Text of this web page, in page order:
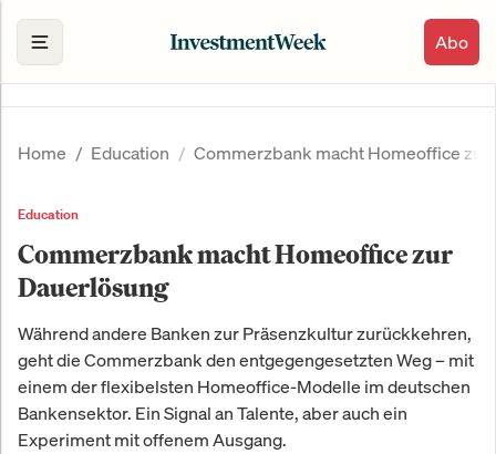
Abo
Home Education Commerzbank macht Homeoffice zur
Education
Commerzbank macht Homeoffice zur
Dauerlösung
Während andere Banken zur Präsenzkultur zurückkehren,
geht die Commerzbank den entgegengesetzten Weg – mit
einem der flexibelsten Homeoffice-Modelle im deutschen
Bankensektor. Ein Signal an Talente, aber auch ein
Experiment mit offenem Ausgang.